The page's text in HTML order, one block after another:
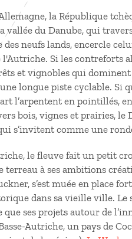
la République
vallée du Danube, qui
neufs lands, encercle
Si les contreforts
et vignobles qui
longue piste cyclable. Si
l’arpentent en pointillés,
bois, vignes et prairies, le
s’invitent comme une
le fleuve fait un petit
terreau à ses ambitions
s’est muée en place
dans sa vieille ville. Le
ses projets autour de
Autriche, un pays de